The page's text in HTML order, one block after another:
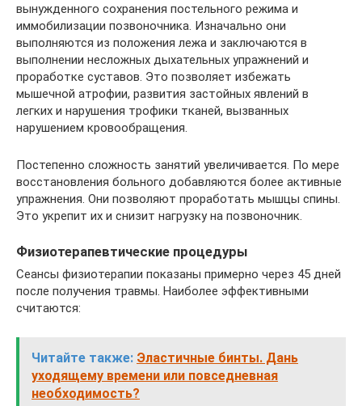
вынужденного сохранения постельного режима и
иммобилизации позвоночника. Изначально они
выполняются из положения лежа и заключаются в
выполнении несложных дыхательных упражнений и
проработке суставов. Это позволяет избежать
мышечной атрофии, развития застойных явлений в
легких и нарушения трофики тканей, вызванных
нарушением кровообращения.
Постепенно сложность занятий увеличивается. По мере
восстановления больного добавляются более активные
упражнения. Они позволяют проработать мышцы спины.
Это укрепит их и снизит нагрузку на позвоночник.
Физиотерапевтические процедуры
Сеансы физиотерапии показаны примерно через 45 дней
после получения травмы. Наиболее эффективными
считаются:
Читайте также: Эластичные бинты. Дань
уходящему времени или повседневная
необходимость?